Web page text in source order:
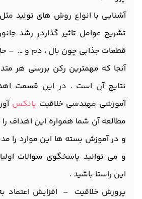
آشنایی با انواع روش های تولید
تشریح عوامل تاثیر گذاردر رشد
آنجا که مهمترین رکن بررسی هر
نتایج آن است . در این قسمت
آموزشی مهندسی خلاقیت پانکس
مطالعه آن شما همواره این اهداف
و در آموزش بسته ها این موارد را
و می توانید پاسخگوی سوالات
این راستا باشید .
پرورش خلاقیت – افزایش